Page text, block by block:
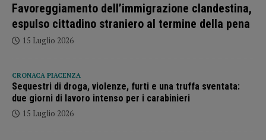
Favoreggiamento dell’immigrazione clandestina,
espulso cittadino straniero al termine della pena
15 Luglio 2026
CRONACA PIACENZA
Sequestri di droga, violenze, furti e una truffa sventata:
due giorni di lavoro intenso per i carabinieri
15 Luglio 2026